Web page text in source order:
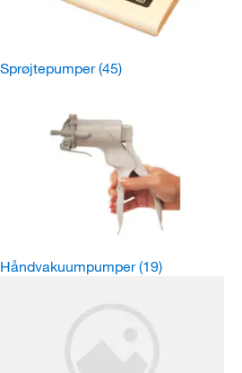
Sprøjtepumper(45)
Håndvakuumpumper(19)